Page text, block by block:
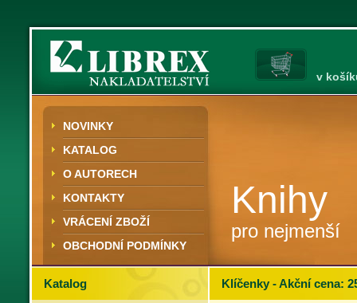
v
Knihy
pro nejmenší
NOVINKY
KATALOG
O AUTORECH
KONTAKTY
VRÁCENÍ ZBOŽÍ
OBCHODNÍ PODMÍNKY
Katalog Klíčenky - Akční cena: